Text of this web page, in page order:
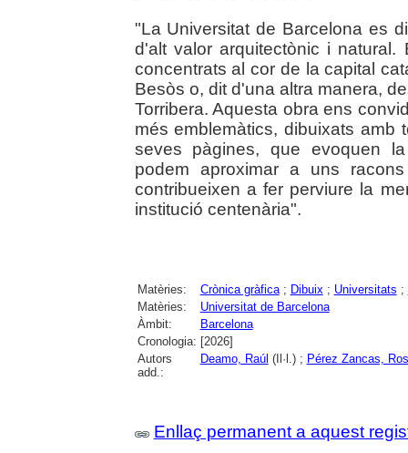
"La Universitat de Barcelona es
d'alt valor arquitectònic i
concentrats al cor de la capital
Besòs o, dit d'una altra manera,
Torribera. Aquesta obra ens
més emblemàtics, dibuixats amb
seves pàgines, que evoquen
podem aproximar a uns
contribueixen a fer perviure la
institució centenària".
Matèries: Crònica gràfica; Dibuix; Universitats ;
Matèries:
Universitat de Barcelona
Àmbit:
Barcelona
Cronologia: [2026]
Autors
add.:
Deamo, Raúl (Il·l.) ; Pérez Zancas,
Enllaç permanent a aquest